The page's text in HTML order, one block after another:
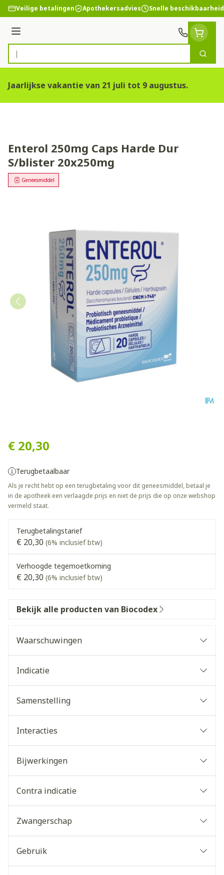
Ga naar de inhoud
Veilige betalingen Apothekersadvies Snelle beschikbaarheid
Menu
Product, merk, categorie...
Zoek
Jaarlijkse vakantie van 21 juli tot 9 augustus.
Enterol 250mg Caps Harde Dur
S/blister 20x250mg
Geneesmiddel
€ 20,30
Terugbetaalbaar
Als je recht hebt op een terugbetaling voor dit geneesmiddel, betaal je
in de apotheek een verlaagde prijs en niet de prijs die op onze webshop
vermeld staat.
Terugbetalingstarief
€ 20,30 (6% inclusief btw)
Verhoogde tegemoetkoming
€ 20,30 (6% inclusief btw)
Bekijk alle producten van Biocodex
Waarschuwingen
Indicatie
Samenstelling
Interacties
Bijwerkingen
Contra indicatie
Zwangerschap
Gebruik